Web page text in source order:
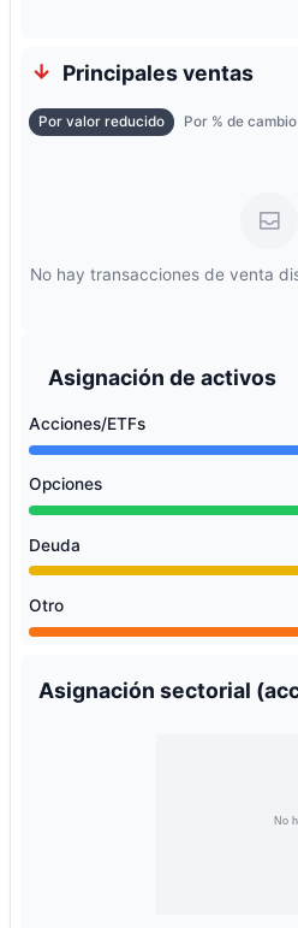
Principales ventas
Por valor reducido Por % de
No hay transacciones de venta
Asignación de activos
Acciones/ETFs
Opciones
Deuda
Otro
Asignación sectorial